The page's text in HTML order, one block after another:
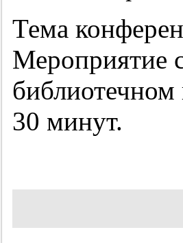
Тема
Мероприятие
библиотечном
30 минут.